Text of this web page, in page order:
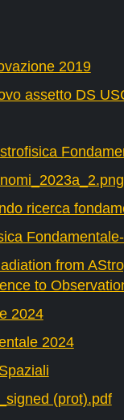
2019
assetto DS
ricerca
from
to
2024
2024
(prot).pdf